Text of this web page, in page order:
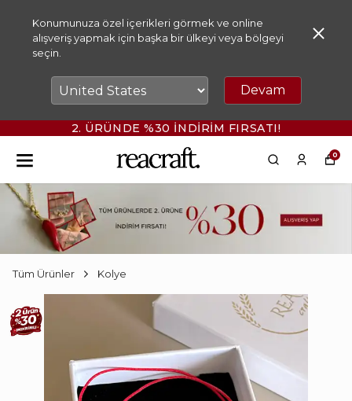
Konumunuza özel içerikleri görmek ve online
alışveriş yapmak için başka bir ülkeyi veya bölgeyi
seçin.
Devam
2. ÜRÜNDE %30 İNDİRİM FIRSATI!
0
Tüm Ürünler Kolye